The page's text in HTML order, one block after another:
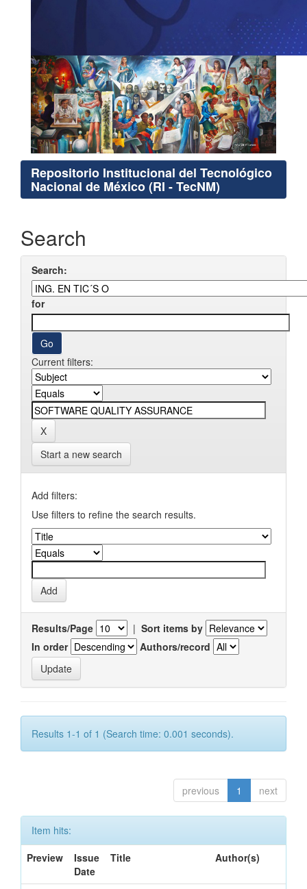
Repositorio Institucional del Tecnológico
Nacional de México (RI - TecNM)
Search
Search:
for
Current filters:
Start a new search
Add filters:
Use filters to refine the search results.
Results/Page | Sort items by
In order
Authors/record
Results 1-1 of 1 (Search time: 0.001 seconds).
previous 1 next
Item hits:
Preview
Issue
Date
Title Author(s)